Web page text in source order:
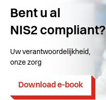
Bent u al
NIS2 compliant?
Uw verantwoordelijkheid,
onze zorg
Download e-book